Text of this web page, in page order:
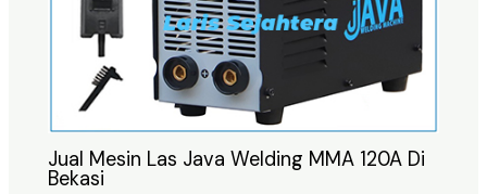
Jual Mesin Las Java Welding MMA 120A Di
Bekasi